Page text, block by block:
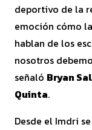
deportivo de la
emoción cómo
hablan de los
nosotros
señaló Bryan
Quinta.
Desde el Imdri